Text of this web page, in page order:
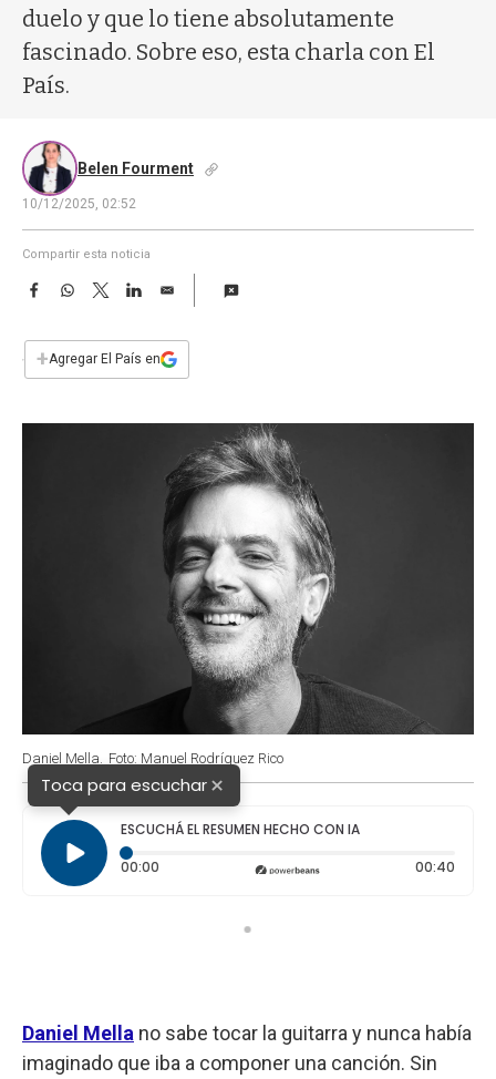
duelo y que lo tiene absolutamente
fascinado. Sobre eso, esta charla con El
País.
Belen Fourment
10/12/2025, 02:52
Compartir esta noticia
F
e
b
W
s
T
w
t
L
E
i
l
+Agregar El País en
Daniel Mella. Foto: Manuel Rodríguez Rico
Toca para escuchar×
ESCUCHÁ EL RESUMEN HECHO CON IA
00:00 Tiempo transcurrido: 0 segundos 00:40
Daniel Mella no sabe tocar la guitarra y nunca había
imaginado que iba a componer una canción. Sin